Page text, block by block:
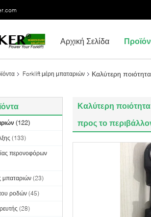
Αρχική Σελίδα
Forklift μέρη μπαταριών
Καλύτερη
(122)
(133)
περονοφόρων
μπαταριών(23)
ροδών (45)
(28)
Καλύτερη
προς το